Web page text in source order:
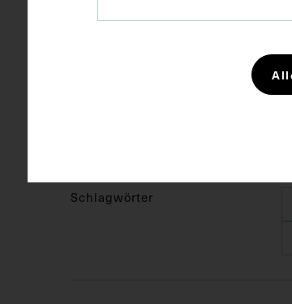
Maße
Schlagwörter